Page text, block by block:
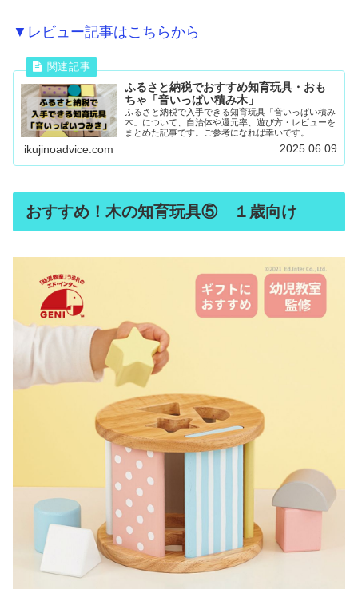
▼レビュー記事はこちらから
ふるさと納税でおすすめ知育玩具・おも
ちゃ「音いっぱい積み木」
ふるさと納税で入手できる知育玩具「音いっぱい積み
木」について、自治体や還元率、遊び方・レビューを
まとめた記事です。ご参考になれば幸いです。
ikujinoadvice.com 2025.06.09
おすすめ！木の知育玩具⑤ １歳向け